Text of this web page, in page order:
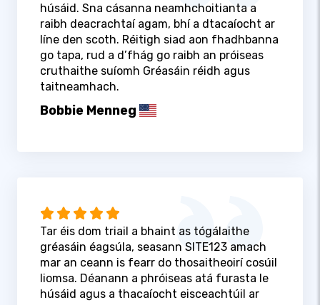
húsáid. Sna cásanna neamhchoitianta a
raibh deacrachtaí agam, bhí a dtacaíocht ar
líne den scoth. Réitigh siad aon fhadhbanna
go tapa, rud a d’fhág go raibh an próiseas
cruthaithe suíomh Gréasáin réidh agus
taitneamhach.
Bobbie Menneg
Tar éis dom triail a bhaint as tógálaithe
gréasáin éagsúla, seasann SITE123 amach
mar an ceann is fearr do thosaitheoirí cosúil
liomsa. Déanann a phróiseas atá furasta le
húsáid agus a thacaíocht eisceachtúil ar